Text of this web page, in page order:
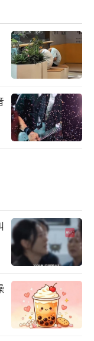
，主要根据当
准不一。
发生什么？
发布了暴雨红
、雨花区、天
量超过了50毫
象水文情况，
沙市防汛应急
提升到三级。
以来最大洪峰
应从二级提升